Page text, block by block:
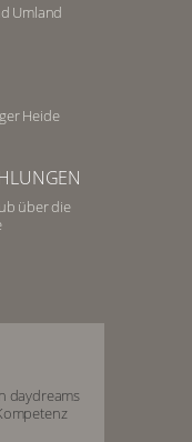
Umland
Heide
über die
daydreams